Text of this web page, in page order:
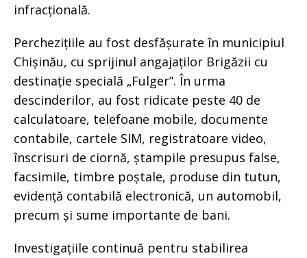
infracțională.
Perchezițiile au fost desfășurate în municipiul
Chișinău, cu sprijinul angajaților Brigăzii cu
destinație specială „Fulger”. În urma
descinderilor, au fost ridicate peste 40 de
calculatoare, telefoane mobile, documente
contabile, cartele SIM, registratoare video,
înscrisuri de ciornă, ștampile presupus false,
facsimile, timbre poștale, produse din tutun,
evidență contabilă electronică, un automobil,
precum și sume importante de bani.
Investigațiile continuă pentru stabilirea